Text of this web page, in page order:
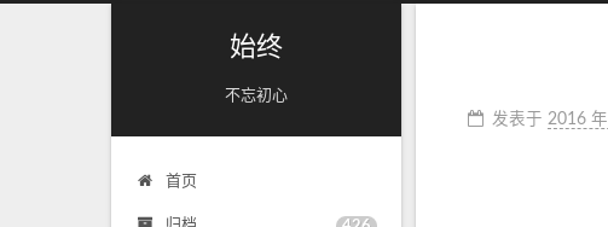
始终
不忘初心
首页
发表于 2016